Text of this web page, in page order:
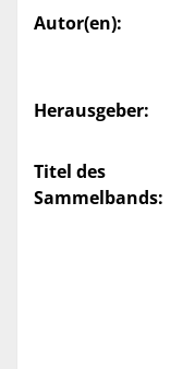
Autor(en):
Herausgeber:
Titel des
Sammelbands: